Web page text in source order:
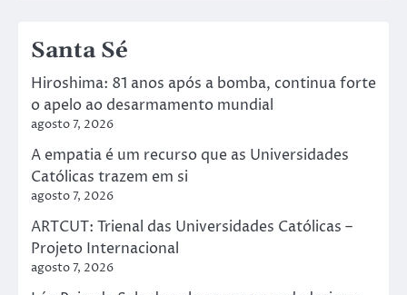
Santa Sé
Hiroshima: 81 anos após a bomba, continua forte
o apelo ao desarmamento mundial
agosto 7, 2026
A empatia é um recurso que as Universidades
Católicas trazem em si
agosto 7, 2026
ARTCUT: Trienal das Universidades Católicas –
Projeto Internacional
agosto 7, 2026